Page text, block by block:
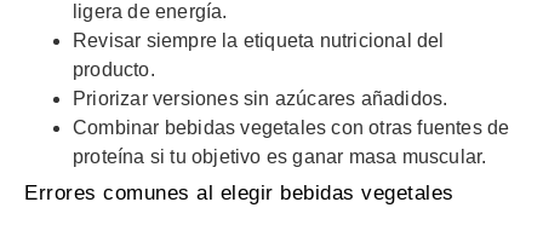
ligera de energía.
Revisar siempre la etiqueta nutricional del
producto.
Priorizar versiones sin azúcares añadidos.
Combinar bebidas vegetales con otras fuentes de
proteína si tu objetivo es ganar masa muscular.
Errores comunes al elegir bebidas vegetales